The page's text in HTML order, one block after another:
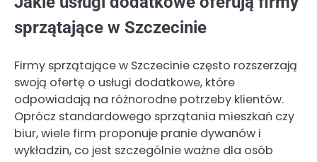
sprzątające w Szczecinie
Firmy sprzątające w Szczecinie często rozszerzają
swoją ofertę o usługi dodatkowe, które
odpowiadają na różnorodne potrzeby klientów.
Oprócz standardowego sprzątania mieszkań czy
biur, wiele firm proponuje pranie dywanów i
wykładzin, co jest szczególnie ważne dla osób